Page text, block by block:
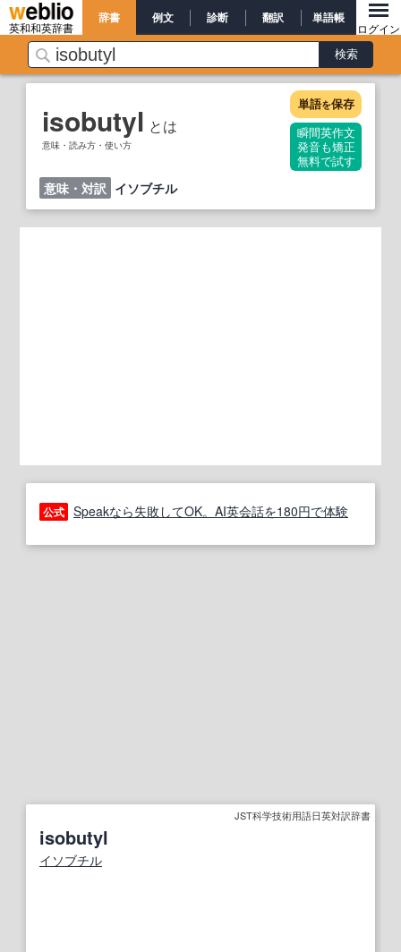
英和和英辞書
辞書 例文 診断 翻訳 単語帳
ログイン
isobutyl とは
意味・読み方・使い方
単語を保存
瞬間英作文
発音も矯正
無料で試す
意味・対訳 イソブチル
公式 Speakなら失敗してOK。AI英会話を180円で体験
JST科学技術用語日英対訳辞書
isobutyl
イソブチル